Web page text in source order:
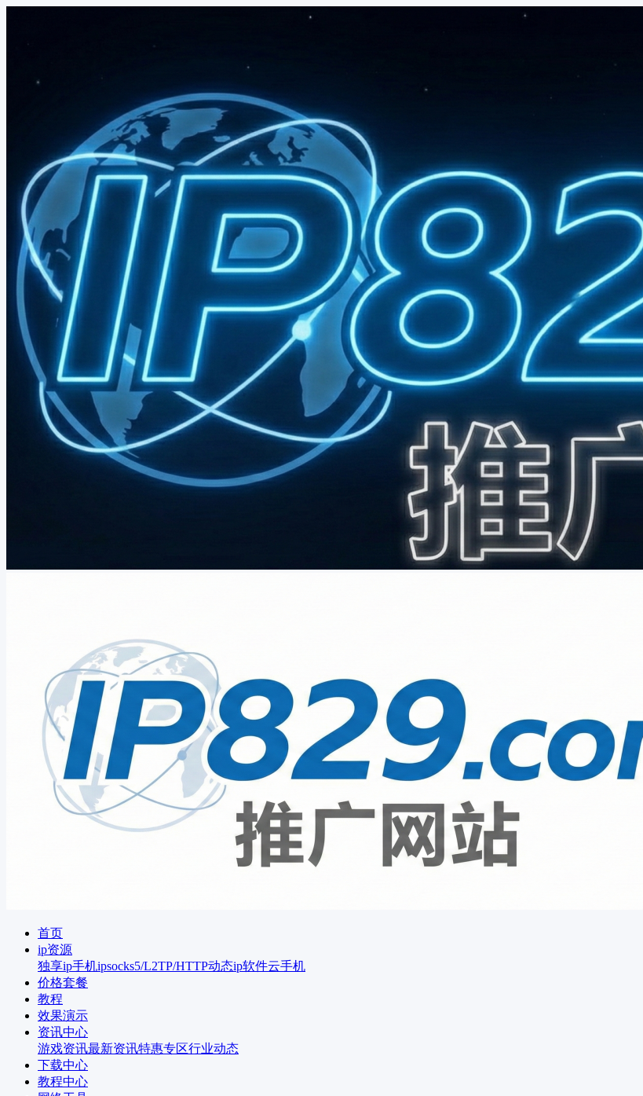
首页
ip资源
独享ip手机ipsocks5/L2TP/HTTP动态ip软件云手机
价格套餐
教程
效果演示
资讯中心
游戏资讯最新资讯特惠专区行业动态
下载中心
教程中心